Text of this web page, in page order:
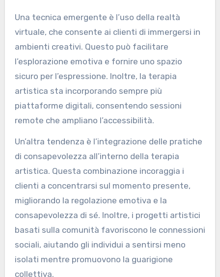
enfatizzano tecniche esperienziali, strumenti
digitali e coinvolgimento della comunità. Questi
metodi migliorano la creatività, promuovono
l’auto-espressione e supportano il benessere
mentale.
Una tecnica emergente è l’uso della realtà
virtuale, che consente ai clienti di immergersi in
l’esplorazione emotiva e fornire uno spazio
sicuro per l’espressione. Inoltre, la terapia
artistica sta incorporando sempre più
piattaforme digitali, consentendo sessioni
remote che ampliano l’accessibilità.
Un’altra tendenza è l’integrazione delle pratiche
di consapevolezza all’interno della terapia
artistica. Questa combinazione incoraggia i
clienti a concentrarsi sul momento presente,